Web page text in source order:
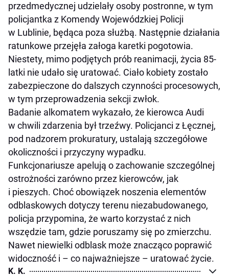
przedmedycznej udzielały osoby postronne, w tym
policjantka z Komendy Wojewódzkiej Policji
w Lublinie, będąca poza służbą. Następnie działania
ratunkowe przejęła załoga karetki pogotowia.
Niestety, mimo podjętych prób reanimacji, życia 85-
latki nie udało się uratować. Ciało kobiety zostało
zabezpieczone do dalszych czynności procesowych,
w tym przeprowadzenia sekcji zwłok.
Badanie alkomatem wykazało, że kierowca Audi
w chwili zdarzenia był trzeźwy. Policjanci z Łęcznej,
pod nadzorem prokuratury, ustalają szczegółowe
okoliczności i przyczyny wypadku.
Funkcjonariusze apelują o zachowanie szczególnej
ostrożności zarówno przez kierowców, jak
i pieszych. Choć obowiązek noszenia elementów
odblaskowych dotyczy terenu niezabudowanego,
policja przypomina, że warto korzystać z nich
wszędzie tam, gdzie poruszamy się po zmierzchu.
Nawet niewielki odblask może znacząco poprawić
widoczność i – co najważniejsze – uratować życie.
K. K.